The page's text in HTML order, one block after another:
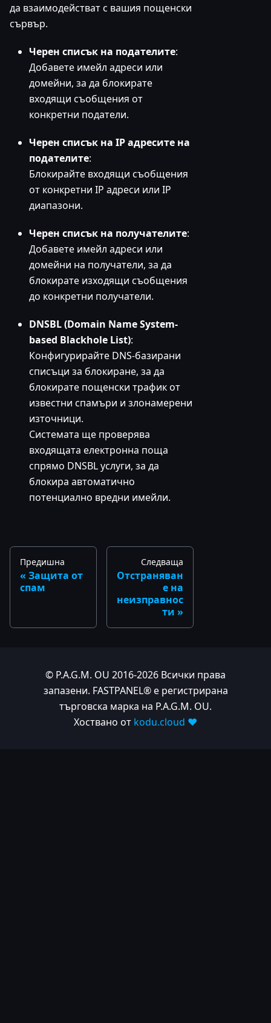
да взаимодействат с вашия пощенски
сървър.
Черен списък на подателите:
Добавете имейл адреси или
домейни, за да блокирате
входящи съобщения от
конкретни податели.
Черен списък на IP адресите на
подателите:
Блокирайте входящи съобщения
от конкретни IP адреси или IP
диапазони.
Черен списък на получателите:
Добавете имейл адреси или
домейни на получатели, за да
блокирате изходящи съобщения
до конкретни получатели.
DNSBL (Domain Name System-
based Blackhole List):
Конфигурирайте DNS-базирани
списъци за блокиране, за да
блокирате пощенски трафик от
известни спамъри и злонамерени
източници.
Системата ще проверява
входящата електронна поща
спрямо DNSBL услуги, за да
блокира автоматично
потенциално вредни имейли.
Предишна
Защита от
спам
Следваща
Отстраняван
е на
неизправнос
ти
© P.A.G.M. OU 2016-2026 Всички права
запазени. FASTPANEL® е регистрирана
търговска марка на P.A.G.M. OU.
Хоствано от kodu.cloud ❤️